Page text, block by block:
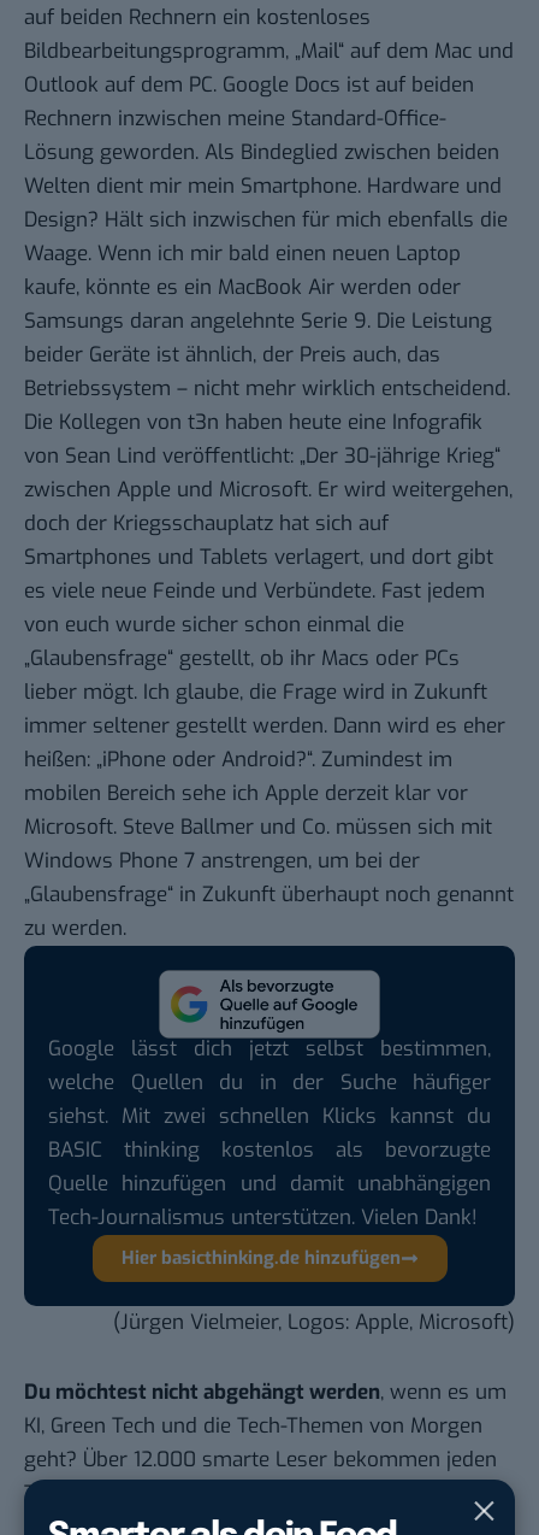
auf beiden Rechnern ein kostenloses
Bildbearbeitungsprogramm, „Mail“ auf dem Mac und
Outlook auf dem PC. Google Docs ist auf beiden
Rechnern inzwischen meine Standard-Office-
Lösung geworden. Als Bindeglied zwischen beiden
Welten dient mir mein Smartphone. Hardware und
Design? Hält sich inzwischen für mich ebenfalls die
Waage. Wenn ich mir bald einen neuen Laptop
kaufe, könnte es ein MacBook Air werden oder
Samsungs daran angelehnte Serie 9. Die Leistung
beider Geräte ist ähnlich, der Preis auch, das
Betriebssystem – nicht mehr wirklich entscheidend.
Die Kollegen von t3n haben heute eine Infografik
von Sean Lind veröffentlicht: „Der 30-jährige Krieg“
zwischen Apple und Microsoft. Er wird weitergehen,
doch der Kriegsschauplatz hat sich auf
Smartphones und Tablets verlagert, und dort gibt
es viele neue Feinde und Verbündete. Fast jedem
von euch wurde sicher schon einmal die
„Glaubensfrage“ gestellt, ob ihr Macs oder PCs
lieber mögt. Ich glaube, die Frage wird in Zukunft
immer seltener gestellt werden. Dann wird es eher
heißen: „iPhone oder Android?“. Zumindest im
mobilen Bereich sehe ich Apple derzeit klar vor
Microsoft. Steve Ballmer und Co. müssen sich mit
Windows Phone 7 anstrengen, um bei der
„Glaubensfrage“ in Zukunft überhaupt noch genannt
zu werden.
Google lässt dich jetzt selbst bestimmen,
welche Quellen du in der Suche häufiger
siehst. Mit zwei schnellen Klicks kannst du
BASIC thinking kostenlos als bevorzugte
Quelle hinzufügen und damit unabhängigen
Tech-Journalismus unterstützen. Vielen Dank!
Hier basicthinking.de hinzufügen
(Jürgen Vielmeier, Logos: Apple, Microsoft)
Du möchtest nicht abgehängt werden, wenn es um
KI, Green Tech und die Tech-Themen von Morgen
geht? Über 12.000 smarte Leser bekommen jeden
Tag UPDATE, unser Tech-Briefing mit den
wichtigsten News des Tages – und sichern sich